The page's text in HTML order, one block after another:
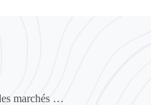
marchés …